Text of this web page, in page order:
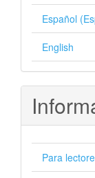
Español
English
Para